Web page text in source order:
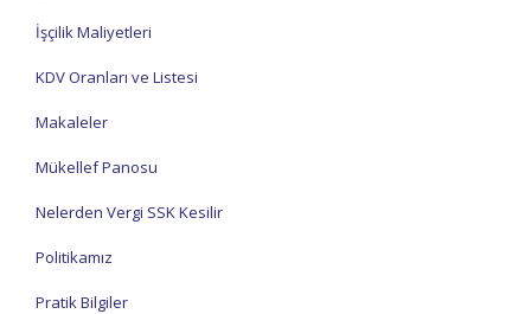
İşçilik Maliyetleri
KDV Oranları ve Listesi
Makaleler
Mükellef Panosu
Nelerden Vergi SSK Kesilir
Politikamız
Pratik Bilgiler